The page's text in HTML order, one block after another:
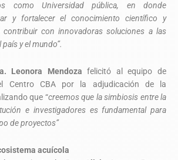
como Universidad pública, en donde
y fortalecer el conocimiento científico y
contribuir con innovadoras soluciones a las
y el mundo”.
Leonora Mendoza felicitó al equipo de
Centro CBA por la adjudicación de la
que “creemos que la simbiosis entre la
e investigadores es fundamental para
de proyectos”
acuícola